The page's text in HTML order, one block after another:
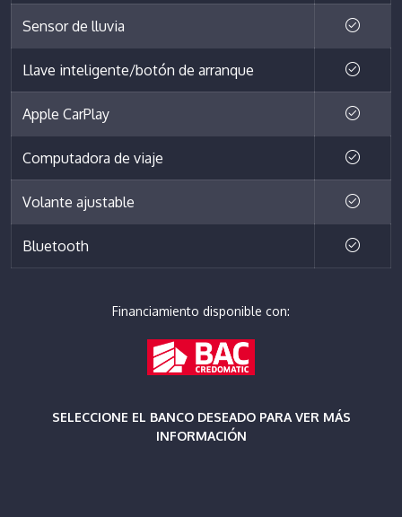
Sensor de lluvia
Llave inteligente/botón de arranque
Apple CarPlay
Computadora de viaje
Volante ajustable
Bluetooth
Financiamiento disponible con:
SELECCIONE EL BANCO DESEADO PARA VER MÁS
INFORMACIÓN